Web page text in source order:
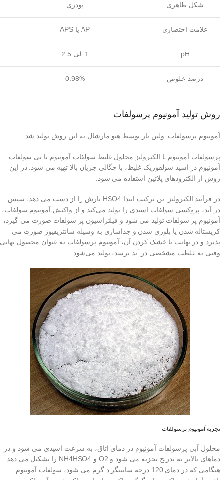
شکل ظاهری پودری
علامت اختصاری AP یا APS
pH 1 الی 2.5
درصد خلوص 0.98%
روش تولید آمونیوم پرسولفات
آمونیوم پرسولفات اولین بار توسط هیو مارشال به این روش تولید شد:
پرسولفات آمونیوم با الکترولیز محلول غلیظ سولفات آمونیوم یا بی سولفات
آمونیوم در اسید سولفوریک غلیظ، با چگالی جریان بالا تهیه می شود. در این
روش از الکترودهای پلاتین استفاده می شود.
در فرآیند الکترولیز این ترکیب ابتدا HSO4 بارش را از دست‌ می دهد، سپس
در آند، پروکسی سولفات اسیدی را تولید می‌کند و از واکنش آمونیوم سولفات،
آمونیوم پر سولفات تولید می شود و فیلتراسیون پر سولفات صورت می گیرد،
کریستاله شدن یا بلوری شدن و جداسازی به‌ وسیله‌ سانتریفیوژ صورت می
پذیرد و در نهایت با خشک کردن آن، آمونیوم پرسولفات به عنوان محصول نهایی
وقتی به غلظت مشخصی در آند برسد، تولید می‌شود.
تجزیه آمونیوم پرسولفات
محلول آبی پرسولفات آمونیوم در دمای اتاق، به سرعت اسیدی می شود و در
دماهای بالاتر به تدریج تجزیه می شود و O2 و NH4HSO4 را تشکیل می دهد.
هنگامی که در دمای 120 درجه سانتیگراد گرم می شود، سولفات آمونیوم